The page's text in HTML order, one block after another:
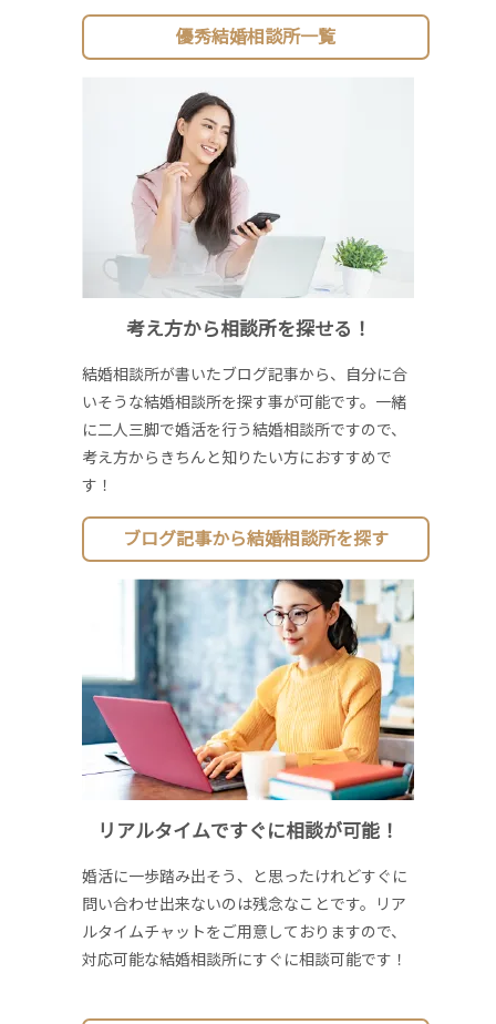
優秀結婚相談所一覧
考え方から相談所を探せる！
結婚相談所が書いたブログ記事から、自分に合
いそうな結婚相談所を探す事が可能です。一緒
に二人三脚で婚活を行う結婚相談所ですので、
考え方からきちんと知りたい方におすすめで
す！
ブログ記事から結婚相談所を探す
リアルタイムですぐに相談が可能！
婚活に一歩踏み出そう、と思ったけれどすぐに
問い合わせ出来ないのは残念なことです。リア
ルタイムチャットをご用意しておりますので、
対応可能な結婚相談所にすぐに相談可能です！